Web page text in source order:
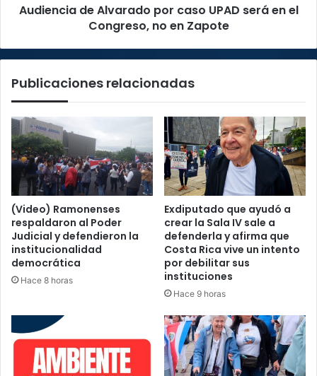
Congreso,
Audiencia de Alvarado por caso UPAD será en el
Congreso, no en Zapote
Publicaciones relacionadas
(Video) Ramonenses
respaldaron al Poder
Judicial y defendieron la
institucionalidad
democrática
Hace 8 horas
Exdiputado que ayudó a
crear la Sala IV sale a
defenderla y afirma que
Costa Rica vive un intento
por debilitar sus
instituciones
Hace 9 horas